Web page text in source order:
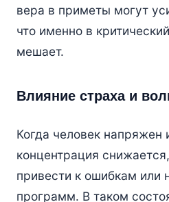
вера в приметы могут
что именно в
мешает.
Влияние страха и
Когда человек напряжен
концентрация
привести к ошибкам или
программ. В таком